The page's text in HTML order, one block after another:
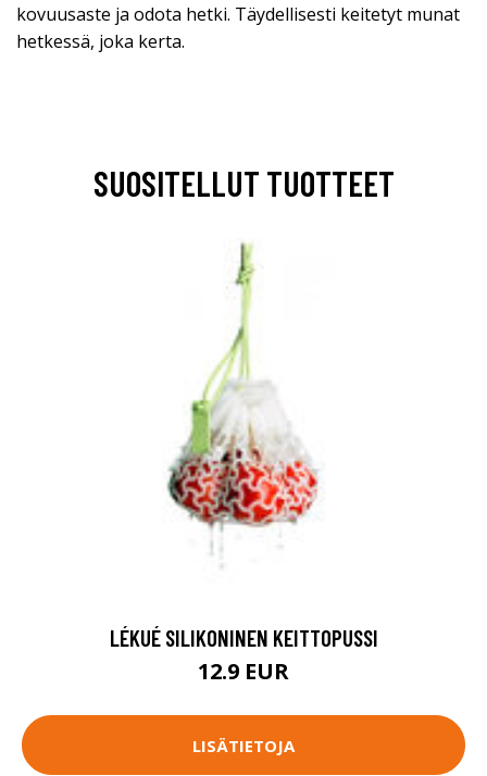
kovuusaste ja odota hetki. Täydellisesti keitetyt munat
hetkessä, joka kerta.
SUOSITELLUT TUOTTEET
LÉKUÉ SILIKONINEN KEITTOPUSSI
12.9 EUR
LISÄTIETOJA